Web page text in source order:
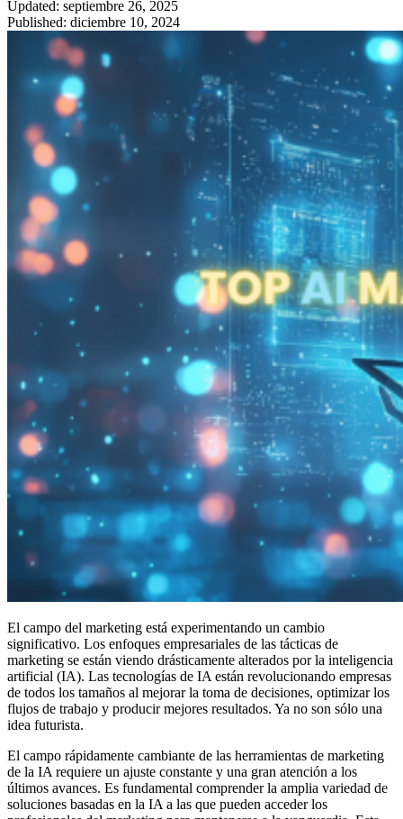
Updated: septiembre 26, 2025
Published: diciembre 10, 2024
El campo del marketing está experimentando un cambio
significativo. Los enfoques empresariales de las tácticas de
marketing se están viendo drásticamente alterados por la inteligencia
artificial (IA). Las tecnologías de IA están revolucionando empresas
de todos los tamaños al mejorar la toma de decisiones, optimizar los
flujos de trabajo y producir mejores resultados. Ya no son sólo una
idea futurista.
El campo rápidamente cambiante de las herramientas de marketing
de la IA requiere un ajuste constante y una gran atención a los
últimos avances. Es fundamental comprender la amplia variedad de
soluciones basadas en la IA a las que pueden acceder los